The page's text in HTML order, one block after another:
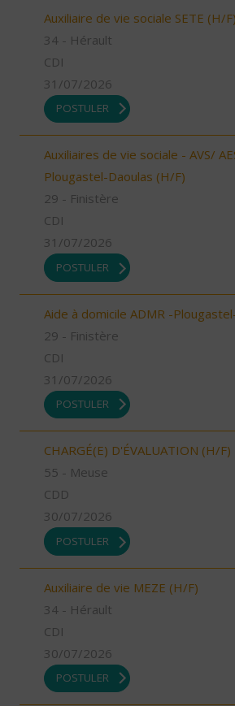
Auxiliaire de vie sociale SETE (H/F)
34 - Hérault
CDI
31/07/2026
POSTULER
Auxiliaires de vie sociale - AVS/
Plougastel-Daoulas (H/F)
29 - Finistère
CDI
31/07/2026
POSTULER
Aide à domicile ADMR -
29 - Finistère
CDI
31/07/2026
POSTULER
CHARGÉ(E) D'ÉVALUATION (H/F)
55 - Meuse
CDD
30/07/2026
POSTULER
Auxiliaire de vie MEZE (H/F)
34 - Hérault
CDI
30/07/2026
POSTULER